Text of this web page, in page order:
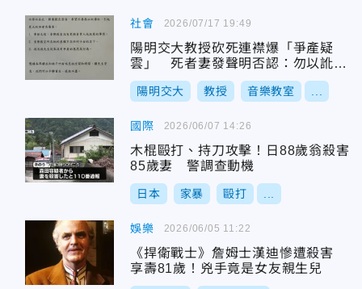
社會
陽明交大教授砍死連襟爆「爭產疑
雲」 死者妻發聲明否認：勿以訛傳
訛！
陽明交大 教授 音樂教室
2026/07/17 19:49
國際
木棍毆打、持刀攻擊！日88歲翁殺害
85歲妻 警調查動機
日本 家暴 毆打
2026/06/07 14:26
娛樂
《捍衛戰士》詹姆士漢迪慘遭殺害
享壽81歲！兇手竟是女友親生兒
2026/06/05 11:22